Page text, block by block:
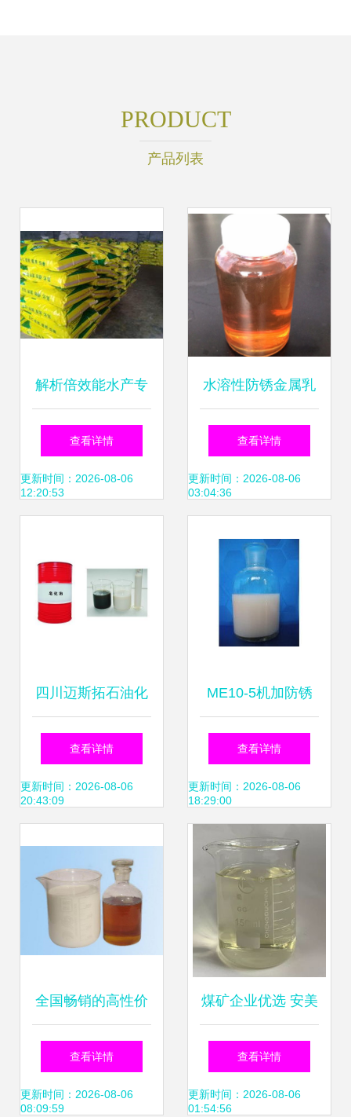
PRODUCT
产品列表
解析倍效能水产专
用乳化油粉的结构
与功效——功能油
中的利用革命性升
级
查看详情
更新时间：2026-08-06
12:20:53
水溶性防锈金属乳
化油与环保型切削
液的创新应用——
化液为例
查看详情
更新时间：2026-08-06
03:04:36
四川迈斯拓石油化
工科技 乳化油产品
解析与农业应用价
查看详情
更新时间：2026-08-06
20:43:09
ME10-5机加防锈
乳化油的特性与应
用
查看详情
更新时间：2026-08-06
18:29:00
全国畅销的高性价
比乳化油首选 徐州
威博工贸为您解密
查看详情
更新时间：2026-08-06
08:09:59
煤矿企业优选 安美
新行标液压支架用
浓缩液与乳化油的
查看详情
更新时间：2026-08-06
01:54:56